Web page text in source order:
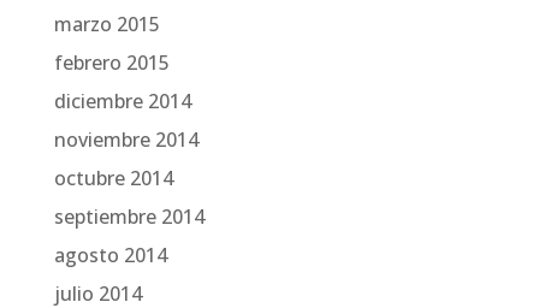
marzo 2015
febrero 2015
diciembre 2014
noviembre 2014
octubre 2014
septiembre 2014
agosto 2014
julio 2014